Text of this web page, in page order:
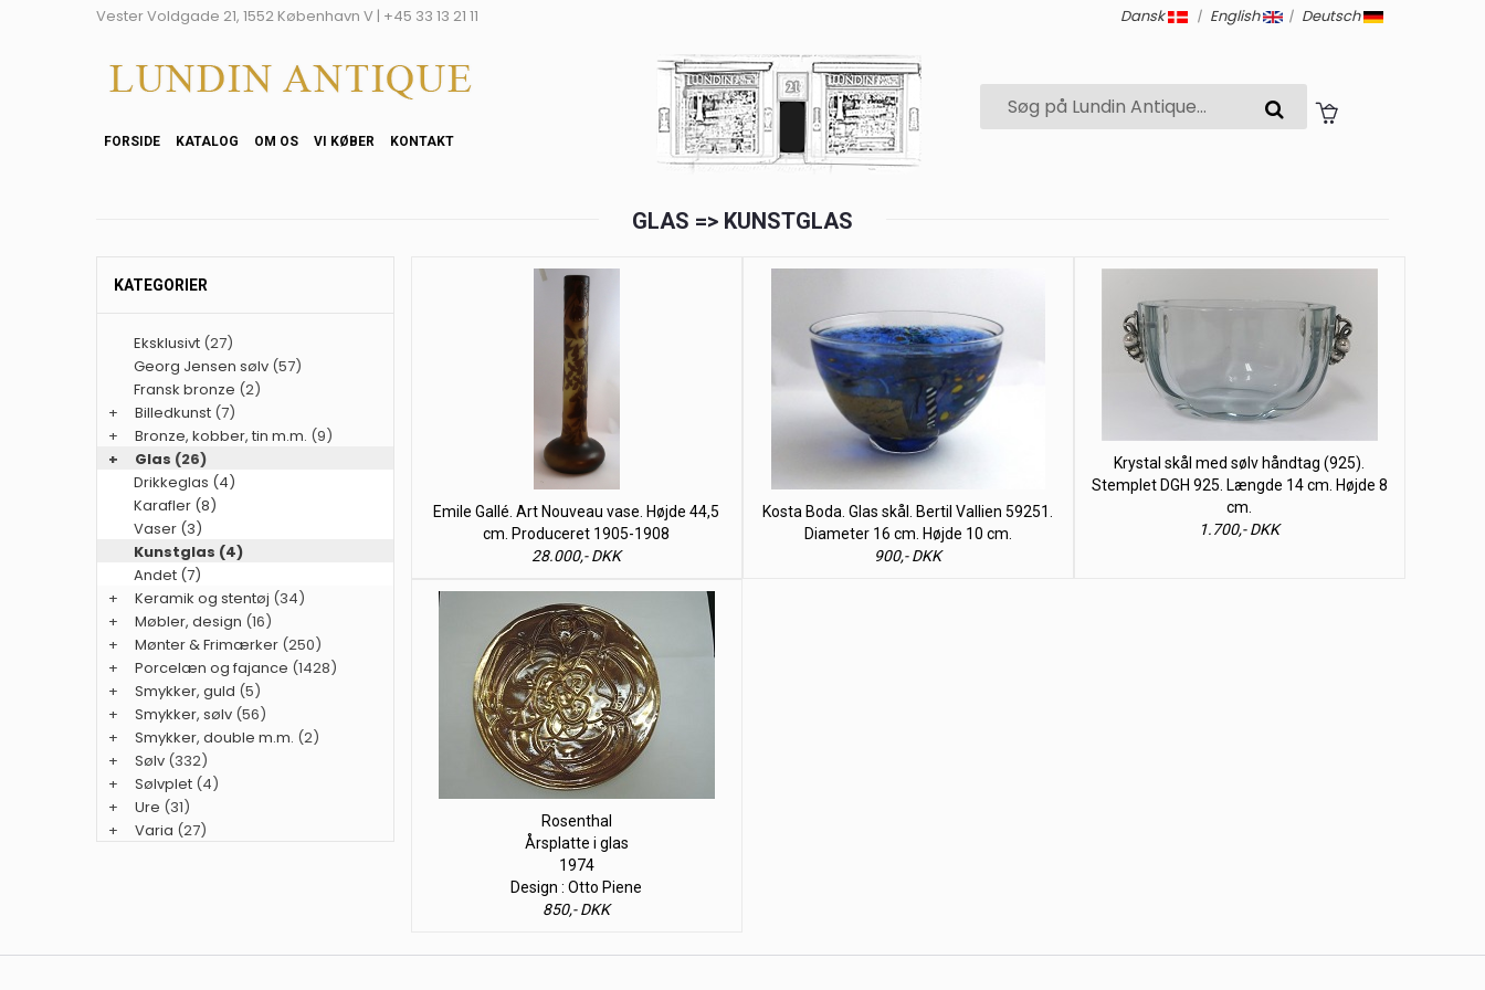
Vester Voldgade 21, 1552 København V | +45 33 13 21 11 Dansk | English | Deutsch
FORSIDE KATALOG OM OS VI KØBER KONTAKT
GLAS => KUNSTGLAS
Emile Gallé. Art Nouveau vase. Højde 44,5
cm. Produceret 1905-1908
28.000,- DKK
Kosta Boda. Glas skål. Bertil Vallien 59251.
Diameter 16 cm. Højde 10 cm.
900,- DKK
Krystal skål med sølv håndtag (925).
Stemplet DGH 925. Længde 14 cm. Højde 8
cm.
1.700,- DKK
Rosenthal
Årsplatte i glas
1974
Design : Otto Piene
850,- DKK
KATEGORIER
Eksklusivt (27)
Georg Jensen sølv (57)
Fransk bronze (2)
+
Billedkunst (7)
+
Bronze, kobber, tin m.m. (9)
+
Glas (26)
Drikkeglas (4)
Karafler (8)
Vaser (3)
Kunstglas (4)
Andet (7)
+
Keramik og stentøj (34)
+
Møbler, design (16)
+
Mønter & Frimærker (250)
+
Porcelæn og fajance (1428)
+
Smykker, guld (5)
+
Smykker, sølv (56)
+
Smykker, double m.m. (2)
+
Sølv (332)
+
Sølvplet (4)
+
Ure (31)
+
Varia (27)